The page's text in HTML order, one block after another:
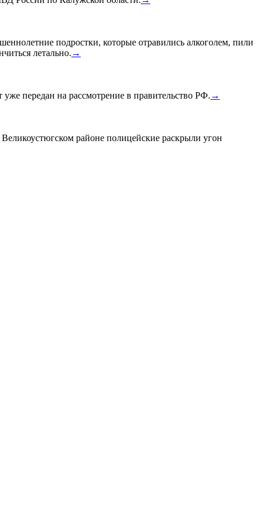
подростки, которые отравились алкоголем, пили
летально. →
передан на рассмотрение в правительство РФ. →
районе полицейские раскрыли угон